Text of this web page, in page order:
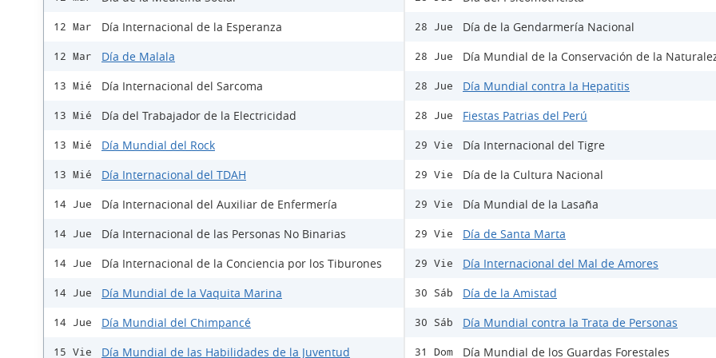
12 Mar Día Internacional de la Esperanza
12 Mar Día de Malala
13 Mié Día Internacional del Sarcoma
13 Mié Día del Trabajador de la Electricidad
13 Mié Día Mundial del Rock
13 Mié Día Internacional del TDAH
14 Jue Día Internacional del Auxiliar de Enfermería
14 Jue Día Internacional de las Personas No Binarias
14 Jue Día Internacional de la Conciencia por los Tiburones
14 Jue Día Mundial de la Vaquita Marina
14 Jue Día Mundial del Chimpancé
15 Vie Día Mundial de las Habilidades de la Juventud
28 Jue Día de la Gendarmería Nacional
28 Jue Día Mundial de la Conservación de la
28 Jue Día Mundial contra la Hepatitis
28 Jue Fiestas Patrias del Perú
29 Vie Día Internacional del Tigre
29 Vie Día de la Cultura Nacional
29 Vie Día Mundial de la Lasaña
29 Vie Día de Santa Marta
29 Vie Día Internacional del Mal de Amores
30 Sáb Día de la Amistad
30 Sáb Día Mundial contra la Trata de Personas
31 Dom Día Mundial de los Guardas Forestales